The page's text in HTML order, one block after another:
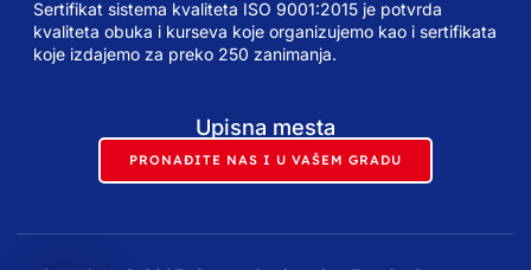
Sertifikat sistema kvaliteta ISO 9001:2015 je potvrda
kvaliteta obuka i kurseva koje organizujemo kao i sertifikata
koje izdajemo za preko 250 zanimanja.
Upisna mesta
PRONAĐITE NAS I U VAŠEM GRADU